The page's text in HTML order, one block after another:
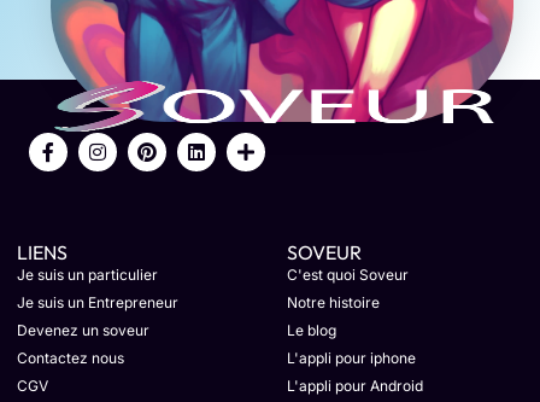
LIENS
Je suis un particulier
Je suis un Entrepreneur
Devenez un soveur
Contactez nous
CGV
SOVEUR
C'est quoi Soveur
Notre histoire
Le blog
L'appli pour iphone
L'appli pour Android